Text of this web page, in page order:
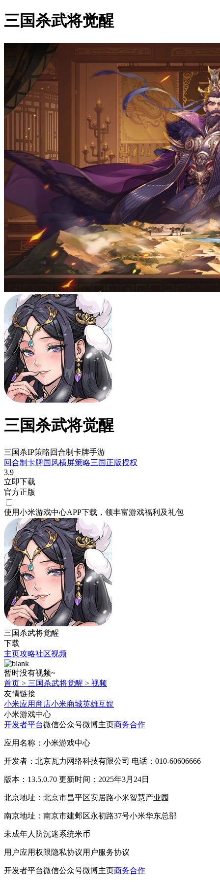
三国杀武将觉醒
三国杀武将觉醒
三国杀IP策略回合制卡牌手游
回合制 卡牌国风横屏策略三国正版授权
3.9
立即下载
官方正版
使用小米游戏中心APP下载 ，领丰富游戏福利 及礼包
三国杀武将觉醒
下载
主页攻略社区视频
暂时没有视频~
首页 > 三国杀武将觉醒 > 视频
友情链接
小米应用商店小米商城英雄互娱
小米游戏中心
开发者平台微信公众号微博主页商务合作
应用名称：小米游戏中心
开发者：北京瓦力网络科技有限公司 电话：010-60606666
版本：13.5.0.70 更新时间：2025年3月24日
北京地址：北京市昌平区安居路小米智慧产业园
南京地址：南京市建邺区永初路37号小米华东总部
未成年人防沉迷系统米币
用户应用权限隐私协议用户服务协议
开发者平台微信公众号微博主页商务合作